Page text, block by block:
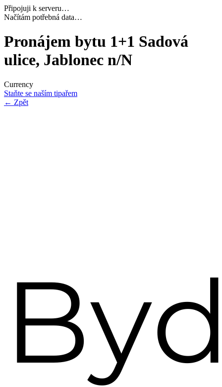
Připojuji k serveru…
Dokončuji inicializaci…
Pronájem bytu 1+1 Sadová
ulice, Jablonec n/N
Currency
Staňte se naším tipařem
← Zpět